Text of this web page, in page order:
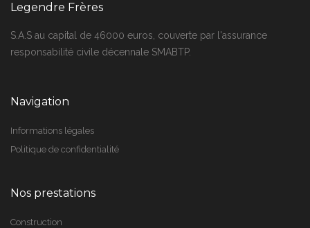
Legendre Frères
S.A.S au capital de 46000 euros, couverte par l'assurance
responsabilité civile décennale SMABTP.
Navigation
Informations légales
Politique de confidentialité
Nos prestations
Construction